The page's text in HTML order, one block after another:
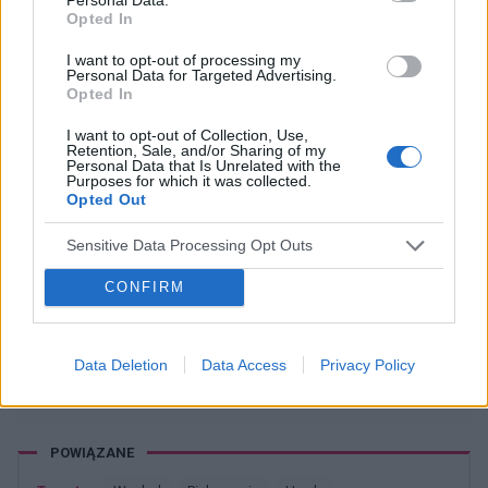
Opted In
I want to opt-out of processing my
Personal Data for Targeted Advertising.
Opted In
I want to opt-out of Collection, Use,
Retention, Sale, and/or Sharing of my
Personal Data that Is Unrelated with the
Purposes for which it was collected.
Opted Out
Sensitive Data Processing Opt Outs
CONFIRM
Data Deletion Data Access Privacy Policy
Hej, macie może jakiś fajny sklep internetowy z
Wygląd i pielęgnacja
Korekta uszu w Gdańsku
Czy w Gdańsku są przeprowadzane takie
operacje na fundusz?
Forum: Wygląd i pielęgnacja
POWIĄZANE